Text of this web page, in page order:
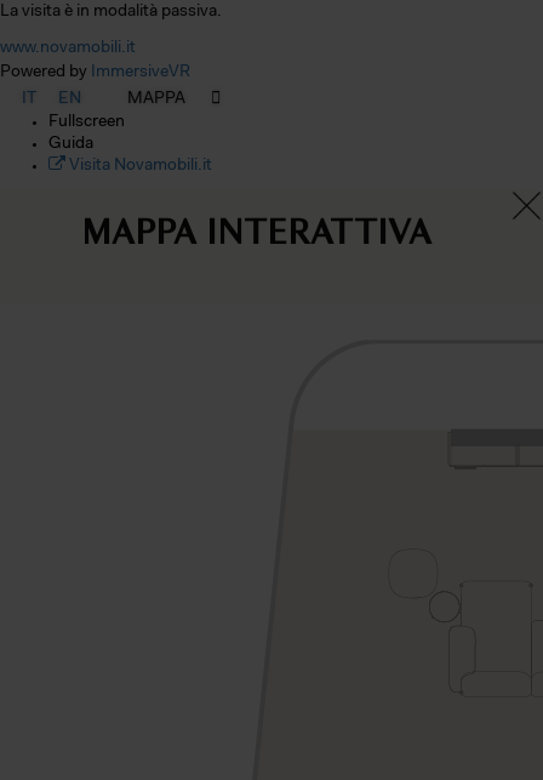
La visita è in modalità passiva.
www.novamobili.it
Powered by ImmersiveVR
IT
EN
Fullscreen
Guida
Visita Novamobili.it
×
MAPPA INTERATTIVA